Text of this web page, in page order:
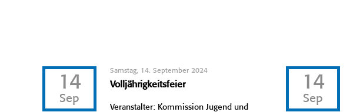
14
Sep
Samstag, 14. September 2024
Volljährigkeitsfeier
Veranstalter: Kommission Jugend und
14
Sep